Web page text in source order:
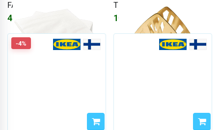
FANTASTISK
457
TILLSTÄLLNING
1070
-4%